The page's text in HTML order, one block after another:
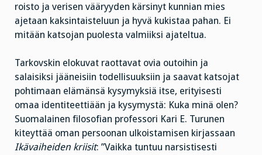
roisto ja verisen vääryyden kärsinyt kunnian mies
ajetaan kaksintaisteluun ja hyvä kukistaa pahan. Ei
mitään katsojan puolesta valmiiksi ajateltua.
Tarkovskin elokuvat raottavat ovia outoihin ja
salaisiksi jääneisiin todellisuuksiin ja saavat katsojat
pohtimaan elämänsä kysymyksiä itse, erityisesti
omaa identiteettiään ja kysymystä: Kuka minä olen?
Suomalainen filosofian professori Kari E. Turunen
kiteyttää oman persoonan ulkoistamisen kirjassaan
Ikävaiheiden kriisit: ”Vaikka tuntuu narsistisesti